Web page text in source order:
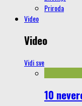
Priroda
Video
Video
Vidi sve
10